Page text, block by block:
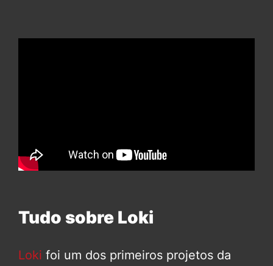
Tudo sobre Loki
Loki foi um dos primeiros projetos da